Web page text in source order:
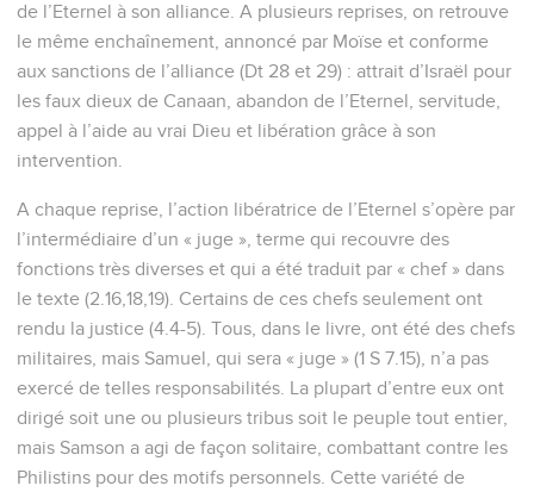
de l’Eternel à son alliance. A plusieurs reprises, on retrouve
le même enchaînement, annoncé par Moïse et conforme
aux sanctions de l’alliance (Dt 28 et 29) : attrait d’Israël pour
les faux dieux de Canaan, abandon de l’Eternel, servitude,
appel à l’aide au vrai Dieu et libération grâce à son
intervention.
A chaque reprise, l’action libératrice de l’Eternel s’opère par
l’intermédiaire d’un « juge », terme qui recouvre des
fonctions très diverses et qui a été traduit par « chef » dans
le texte (2.16,18,19). Certains de ces chefs seulement ont
rendu la justice (4.4-5). Tous, dans le livre, ont été des chefs
militaires, mais Samuel, qui sera « juge » (1 S 7.15), n’a pas
exercé de telles responsabilités. La plupart d’entre eux ont
dirigé soit une ou plusieurs tribus soit le peuple tout entier,
mais Samson a agi de façon solitaire, combattant contre les
Philistins pour des motifs personnels. Cette variété de